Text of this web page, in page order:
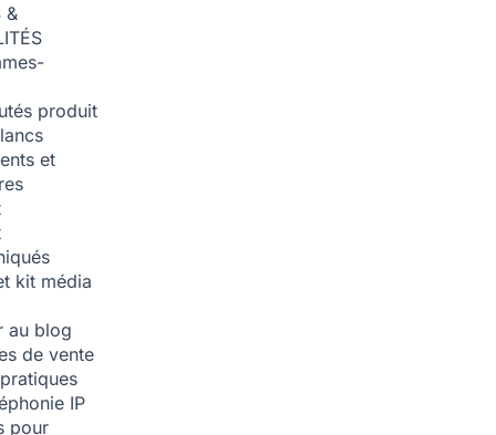
&
produit
et
kit média
au blog
de vente
IP
pour